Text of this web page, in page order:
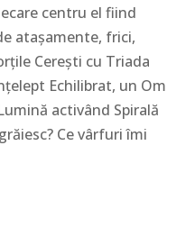
centru el fiind
atașamente, frici,
Cerești cu Triada
Echilibrat, un Om
activând Spirală
Ce vârfuri îmi